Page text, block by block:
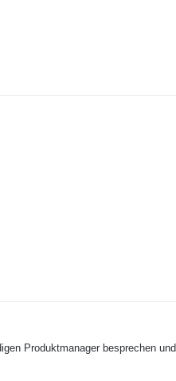
Produktmanager besprechen und